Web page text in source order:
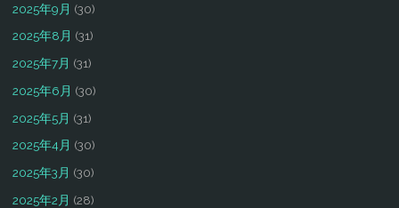
2025年9月 (30)
2025年8月 (31)
2025年7月 (31)
2025年6月 (30)
2025年5月 (31)
2025年4月 (30)
2025年3月 (30)
2025年2月 (28)